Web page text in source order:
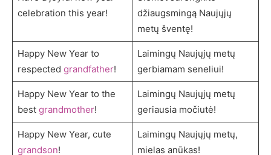
celebration this year!
džiaugsmingą Naujųjų
metų šventę!
Happy New Year to
respected grandfather!
Laimingų Naujųjų metų
gerbiamam seneliui!
Happy New Year to the
best grandmother!
Laimingų Naujųjų metų
geriausia močiutė!
Happy New Year, cute
grandson!
Laimingų Naujųjų metų,
mielas anūkas!